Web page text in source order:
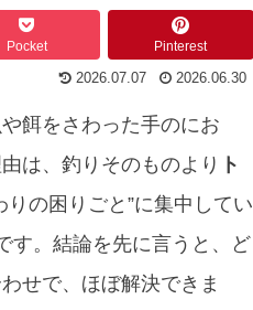
Pocket Pinterest
2026.07.07 2026.06.30
餌をさわった手のにお
は、釣りそのものより ト
りの困りごと”に集中してい
す。結論を先に言うと、ど
せで、ほぼ解決できま